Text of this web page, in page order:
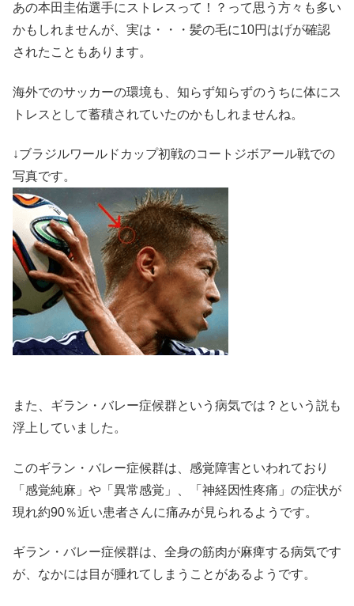
あの本田圭佑選手にストレスって！？って思う方々も多い
かもしれませんが、実は・・・髪の毛に10円はげが確認
されたこともあります。
海外でのサッカーの環境も、知らず知らずのうちに体にス
トレスとして蓄積されていたのかもしれませんね。
↓ブラジルワールドカップ初戦のコートジボアール戦での
写真です。
また、 ギラン・バレー症候群という病気では？という説も
浮上していました。
このギラン・バレー症候群は、感覚障害といわれており
「感覚純麻」や「異常感覚」、「神経因性疼痛」の症状が
現れ約90％近い患者さんに痛みが見られるようです。
ギラン・バレー症候群は、全身の筋肉が麻痺する病気です
が、なかには目が腫れてしまうことがあるようです。